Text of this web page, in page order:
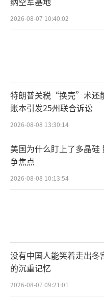
2026-08-07 10:40:02
特朗普关税“换壳”术还
账本引发25州联合诉讼
2026-08-08 13:30:14
美国为什么盯上了多晶硅
争焦点
2026-08-08 10:13:54
没有中国人能笑着走出冬
的沉重记忆
2026-08-07 09:21:01